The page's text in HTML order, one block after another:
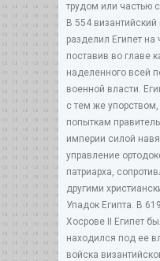
трудом или частью
В 554
разделил Египет на
поставив во главе
наделенного всей
военной власти.
с тем же
попыткам
империи силой
управление
патриарха,
другими
Упадок Египта. В
Хосрове II Египет
находился под ее
войска